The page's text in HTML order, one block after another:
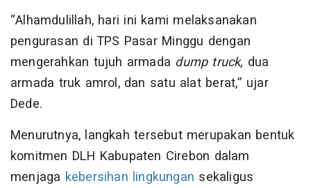
“Alhamdulillah, hari ini kami melaksanakan
pengurasan di TPS Pasar Minggu dengan
mengerahkan tujuh armada dump truck, dua
armada truk amrol, dan satu alat berat,” ujar
Dede.
Menurutnya, langkah tersebut merupakan bentuk
komitmen DLH Kabupaten Cirebon dalam
menjaga kebersihan lingkungan sekaligus